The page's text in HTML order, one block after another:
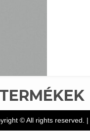
© All rights reserved. |